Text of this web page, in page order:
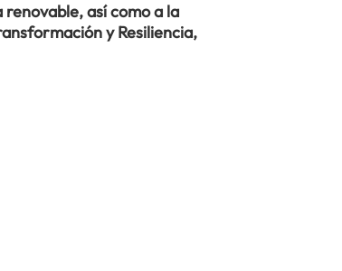
así como a la
y Resiliencia,